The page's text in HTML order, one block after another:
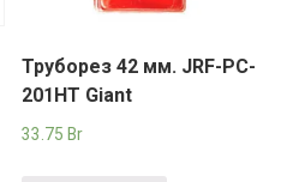
Труборез 42 мм. JRF-PC-
201HT Giant
33.75 Br